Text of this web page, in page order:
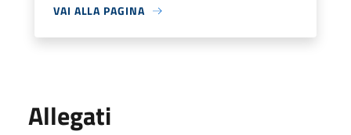
VAI ALLA PAGINA
Allegati